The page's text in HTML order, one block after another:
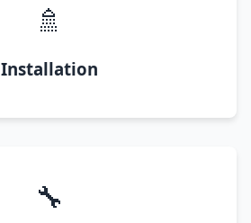
🚿
Installation
🔧